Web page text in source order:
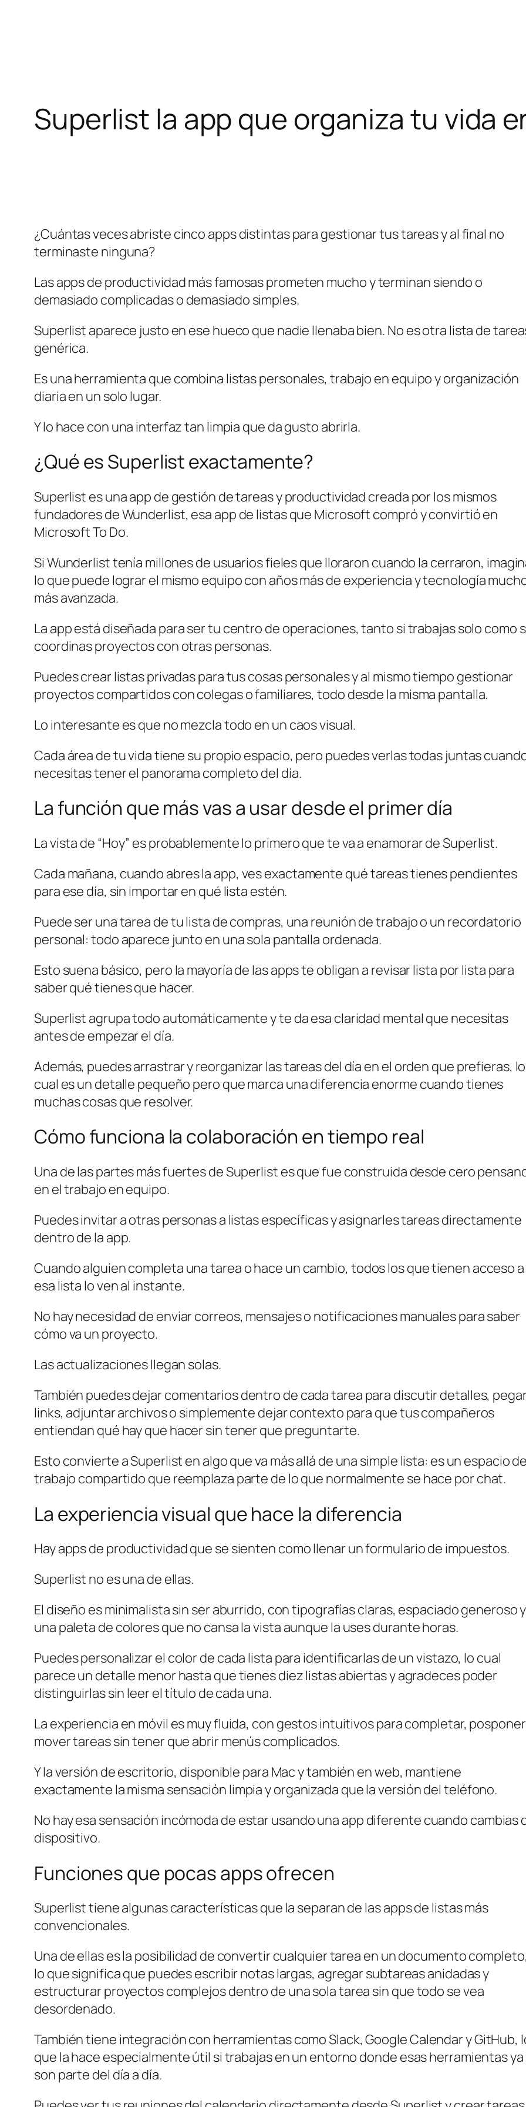
Superlist la app que organiza tu vida
¿Cuántas veces abriste cinco apps distintas para gestionar tus tareas y al final no
terminaste ninguna?
Las apps de productividad más famosas prometen mucho y terminan siendo o
demasiado complicadas o demasiado simples.
Superlist aparece justo en ese hueco que nadie llenaba bien. No es otra lista de
genérica.
Es una herramienta que combina listas personales, trabajo en equipo y organización
diaria en un solo lugar.
Y lo hace con una interfaz tan limpia que da gusto abrirla.
¿Qué es Superlist exactamente?
Superlist es una app de gestión de tareas y productividad creada por los mismos
fundadores de Wunderlist, esa app de listas que Microsoft compró y convirtió en
Microsoft To Do.
Si Wunderlist tenía millones de usuarios fieles que lloraron cuando la cerraron,
lo que puede lograr el mismo equipo con años más de experiencia y tecnología
más avanzada.
La app está diseñada para ser tu centro de operaciones, tanto si trabajas solo como
coordinas proyectos con otras personas.
Puedes crear listas privadas para tus cosas personales y al mismo tiempo gestionar
proyectos compartidos con colegas o familiares, todo desde la misma pantalla.
Lo interesante es que no mezcla todo en un caos visual.
Cada área de tu vida tiene su propio espacio, pero puedes verlas todas juntas
necesitas tener el panorama completo del día.
La función que más vas a usar desde el primer día
La vista de “Hoy” es probablemente lo primero que te va a enamorar de Superlist.
Cada mañana, cuando abres la app, ves exactamente qué tareas tienes pendientes
para ese día, sin importar en qué lista estén.
Puede ser una tarea de tu lista de compras, una reunión de trabajo o un recordatorio
personal: todo aparece junto en una sola pantalla ordenada.
Esto suena básico, pero la mayoría de las apps te obligan a revisar lista por lista para
saber qué tienes que hacer.
Superlist agrupa todo automáticamente y te da esa claridad mental que necesitas
antes de empezar el día.
Además, puedes arrastrar y reorganizar las tareas del día en el orden que prefieras, lo
cual es un detalle pequeño pero que marca una diferencia enorme cuando tienes
muchas cosas que resolver.
Cómo funciona la colaboración en tiempo real
Una de las partes más fuertes de Superlist es que fue construida desde cero
en el trabajo en equipo.
Puedes invitar a otras personas a listas específicas y asignarles tareas directamente
dentro de la app.
Cuando alguien completa una tarea o hace un cambio, todos los que tienen acceso a
esa lista lo ven al instante.
No hay necesidad de enviar correos, mensajes o notificaciones manuales para saber
cómo va un proyecto.
Las actualizaciones llegan solas.
También puedes dejar comentarios dentro de cada tarea para discutir detalles,
links, adjuntar archivos o simplemente dejar contexto para que tus compañeros
entiendan qué hay que hacer sin tener que preguntarte.
Esto convierte a Superlist en algo que va más allá de una simple lista: es un espacio
trabajo compartido que reemplaza parte de lo que normalmente se hace por chat.
La experiencia visual que hace la diferencia
Hay apps de productividad que se sienten como llenar un formulario de impuestos.
Superlist no es una de ellas.
El diseño es minimalista sin ser aburrido, con tipografías claras, espaciado generoso y
una paleta de colores que no cansa la vista aunque la uses durante horas.
Puedes personalizar el color de cada lista para identificarlas de un vistazo, lo cual
parece un detalle menor hasta que tienes diez listas abiertas y agradeces poder
distinguirlas sin leer el título de cada una.
La experiencia en móvil es muy fluida, con gestos intuitivos para completar,
mover tareas sin tener que abrir menús complicados.
Y la versión de escritorio, disponible para Mac y también en web, mantiene
exactamente la misma sensación limpia y organizada que la versión del teléfono.
No hay esa sensación incómoda de estar usando una app diferente cuando cambias
dispositivo.
Funciones que pocas apps ofrecen
Superlist tiene algunas características que la separan de las apps de listas más
convencionales.
Una de ellas es la posibilidad de convertir cualquier tarea en un documento
lo que significa que puedes escribir notas largas, agregar subtareas anidadas y
estructurar proyectos complejos dentro de una sola tarea sin que todo se vea
desordenado.
También tiene integración con herramientas como Slack, Google Calendar y GitHub,
que la hace especialmente útil si trabajas en un entorno donde esas herramientas ya
son parte del día a día.